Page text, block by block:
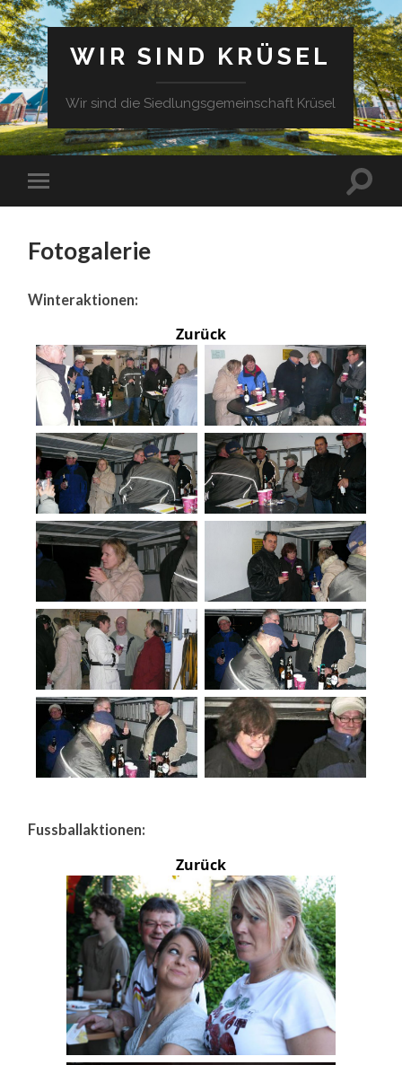
WIR SIND KRÜSEL
Wir sind die Siedlungsgemeinschaft Krüsel
Fotogalerie
Winteraktionen:
Zurück
Fussballaktionen:
Zurück